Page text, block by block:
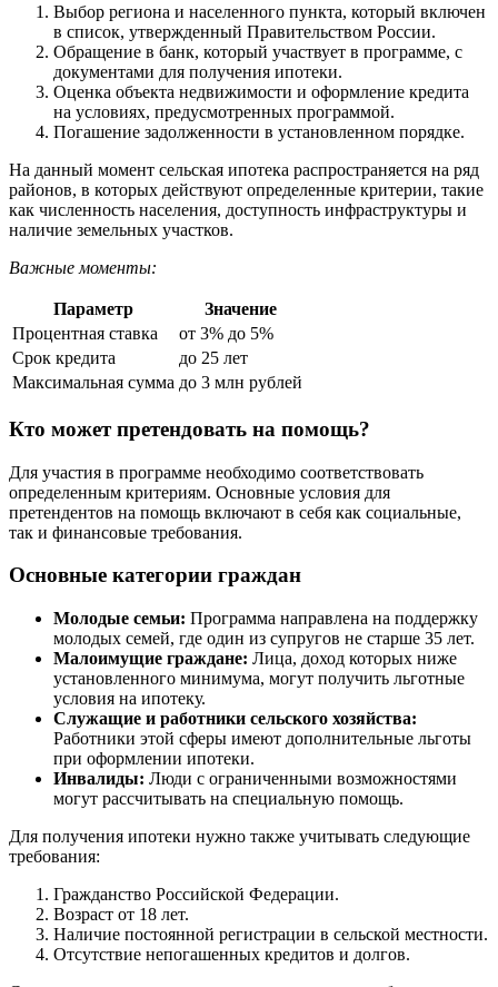
Выбор региона и населенного пункта, который включен
в список, утвержденный Правительством России.
Обращение в банк, который участвует в программе, с
документами для получения ипотеки.
Оценка объекта недвижимости и оформление кредита
на условиях, предусмотренных программой.
Погашение задолженности в установленном порядке.
На данный момент сельская ипотека распространяется на ряд
районов, в которых действуют определенные критерии, такие
как численность населения, доступность инфраструктуры и
наличие земельных участков.
Важные моменты:
Параметр
Значение
Процентная ставка
от 3% до 5%
Срок кредита
до 25 лет
Максимальная сумма до 3 млн рублей
Кто может претендовать на помощь?
Для участия в программе необходимо соответствовать
определенным критериям. Основные условия для
претендентов на помощь включают в себя как социальные,
так и финансовые требования.
Основные категории граждан
Молодые семьи: Программа направлена на поддержку
молодых семей, где один из супругов не старше 35 лет.
Малоимущие граждане: Лица, доход которых ниже
установленного минимума, могут получить льготные
условия на ипотеку.
Служащие и работники сельского хозяйства:
Работники этой сферы имеют дополнительные льготы
при оформлении ипотеки.
Инвалиды: Люди с ограниченными возможностями
могут рассчитывать на специальную помощь.
Для получения ипотеки нужно также учитывать следующие
требования:
Гражданство Российской Федерации.
Возраст от 18 лет.
Наличие постоянной регистрации в сельской местности.
Отсутствие непогашенных кредитов и долгов.